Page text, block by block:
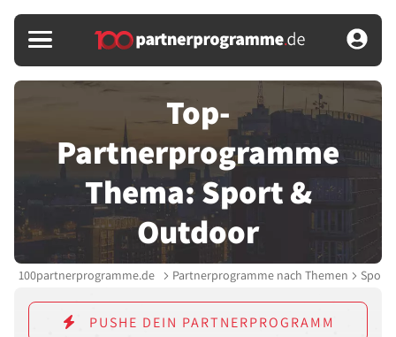
Top-
Partnerprogramme
Thema: Sport &
Outdoor
100partnerprogramme.de Partnerprogramme nach Themen Sport
PUSHE DEIN PARTNERPROGRAMM